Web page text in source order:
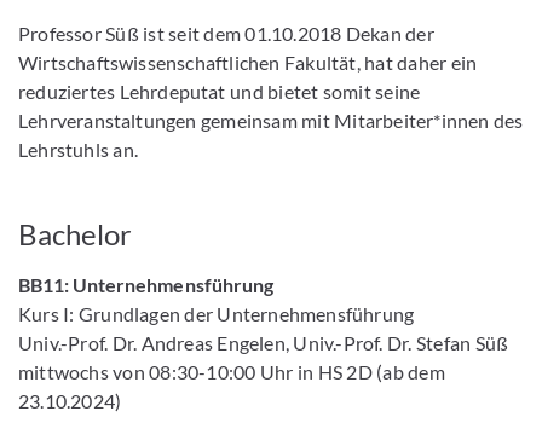
Professor Süß ist seit dem 01.10.2018 Dekan der
Wirtschaftswissenschaftlichen Fakultät, hat daher ein
reduziertes Lehrdeputat und bietet somit seine
Lehrveranstaltungen gemeinsam mit Mitarbeiter*innen des
Lehrstuhls an.
Bachelor
BB11: Unternehmensführung
Kurs I: Grundlagen der Unternehmensführung
Univ.-Prof. Dr. Andreas Engelen, Univ.-Prof. Dr. Stefan Süß
mittwochs von 08:30-10:00 Uhr in HS 2D (ab dem
23.10.2024)